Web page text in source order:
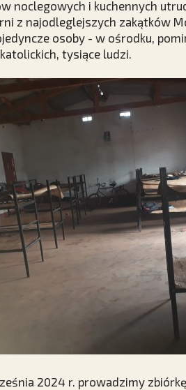
noclegowych i kuchennych
z najodleglejszych zakątków
osoby - w ośrodku,
tysiące ludzi.
2024 r. prowadzimy